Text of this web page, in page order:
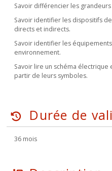
Savoir différencier les
Savoir identifier les dispositifs
directs et indirects.
Savoir identifier les
environnement.
Savoir lire un schéma
partir de leurs symboles.
Durée de
36 mois